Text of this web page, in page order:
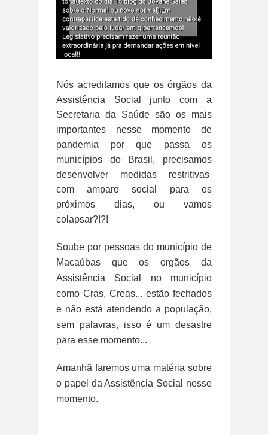
Nós acreditamos que os órgãos da
Assistência Social junto com a
Secretaria da Saúde são os mais
importantes nesse momento de
pandemia por que passa os
municípios do Brasil, precisamos
desenvolver medidas restritivas
com amparo social para os
próximos dias, ou vamos
colapsar?!?!
Soube por pessoas do município de
Macaúbas que os orgãos da
Assistência Social no município
como Cras, Creas... estão fechados
e não está atendendo a população,
sem palavras, isso é um desastre
para esse momento...
Amanhã faremos uma matéria sobre
o papel da Assistência Social nesse
momento.